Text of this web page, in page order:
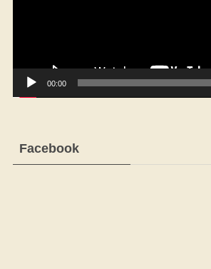
00:00
Facebook